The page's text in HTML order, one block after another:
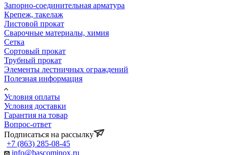
Запорно-соединительная арматура
Крепеж, такелаж
Листовой прокат
Сварочные материалы, химия
Сетка
Сортовый прокат
Трубный прокат
Элементы лестничных ограждений
Полезная информация
Условия оплаты
Условия доставки
Гарантия на товар
Вопрос-ответ
Подписаться на рассылку
+7 (863) 285-08-45
info@bascominox.ru